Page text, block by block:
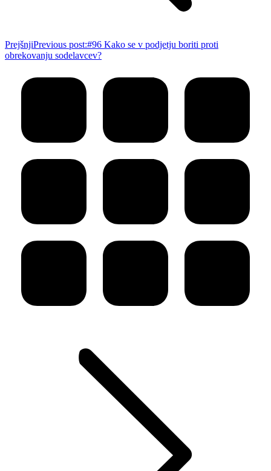
PrejšnjiPrevious post:#96 Kako se v podjetju boriti proti
obrekovanju sodelavcev?